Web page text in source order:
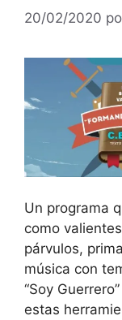
20/02/2020
Un programa
como
párvulos,
música con
“Soy
estas